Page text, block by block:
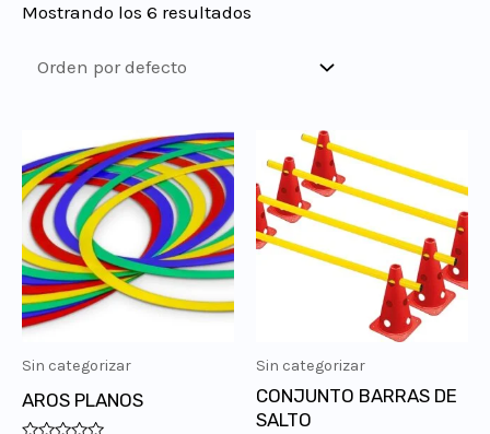
Mostrando los 6 resultados
Sin categorizar
AROS PLANOS
Sin categorizar
CONJUNTO BARRAS DE
SALTO